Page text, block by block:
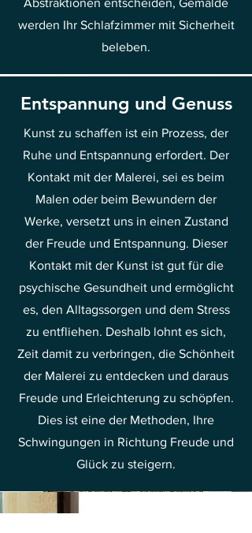
Abstraktionen entscheiden, Gemälde
werden Ihr Schlafzimmer mit Sicherheit
beleben.
Entspannung und Genuss
Kunst zu schaffen ist ein Prozess, der
Ruhe und Entspannung erfordert. Der
Kontakt mit der Malerei, sei es beim
Malen oder beim Bewundern der
Werke, versetzt uns in einen Zustand
der Freude und Entspannung. Dieser
Kontakt mit der Kunst ist gut für die
psychische Gesundheit und ermöglicht
es, den Alltagssorgen und dem Stress
zu entfliehen. Deshalb lohnt es sich,
Zeit damit zu verbringen, die Schönheit
der Malerei zu entdecken und daraus
Freude und Erleichterung zu schöpfen.
Dies ist eine der Methoden, Ihre
Schwingungen in Richtung Freude und
Glück zu steigern.